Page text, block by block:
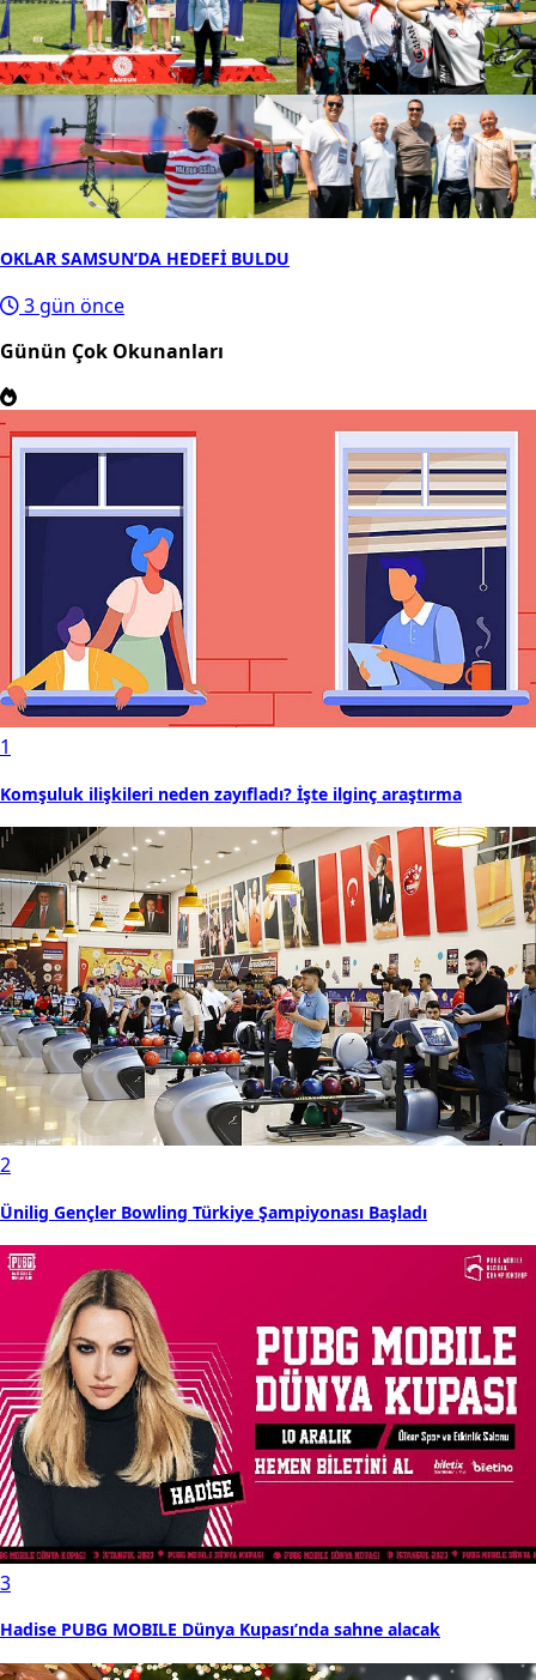
OKLAR SAMSUN’DA HEDEFİ BULDU
3 gün önce
Günün Çok Okunanları
1
Komşuluk ilişkileri neden zayıfladı? İşte ilginç araştırma
2
Ünilig Gençler Bowling Türkiye Şampiyonası Başladı
3
Hadise PUBG MOBILE Dünya Kupası’nda sahne alacak